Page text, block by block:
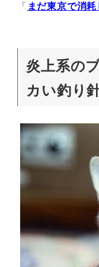
「 まだ東京で消
炎上系の
カい釣り